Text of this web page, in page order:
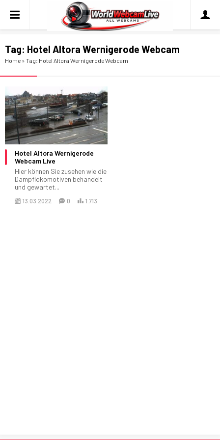
Tag: Hotel Altora Wernigerode Webcam
Home » Tag: Hotel Altora Wernigerode Webcam
Hotel Altora Wernigerode
Webcam Live
Hier können Sie zusehen wie die
Dampflokomotiven behandelt
und gewartet...
13.03.2022 0 1.713